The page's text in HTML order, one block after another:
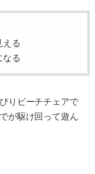
える
なる
りビーチチェアで
が駆け回って遊ん